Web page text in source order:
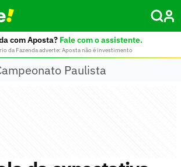
com Aposta? Fale com o assistente.
da Fazenda adverte: Aposta não é investimento
Paulista